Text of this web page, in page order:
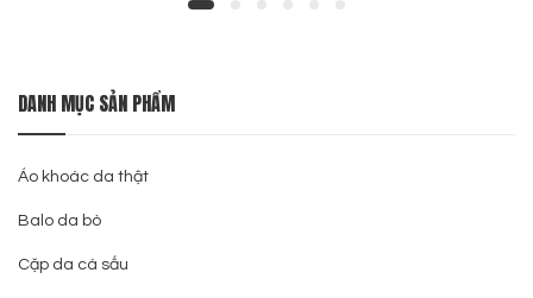
DANH MỤC SẢN PHẨM
Áo khoác da thật
Balo da bò
Cặp da cá sấu